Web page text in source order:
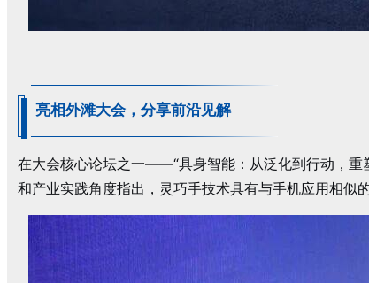
亮相外滩大会， 分享前沿见解
在大会核心论坛之一——“具身智能：从泛化到行动，重
和产业实践角度指出，灵巧手技术具有与手机应用相似